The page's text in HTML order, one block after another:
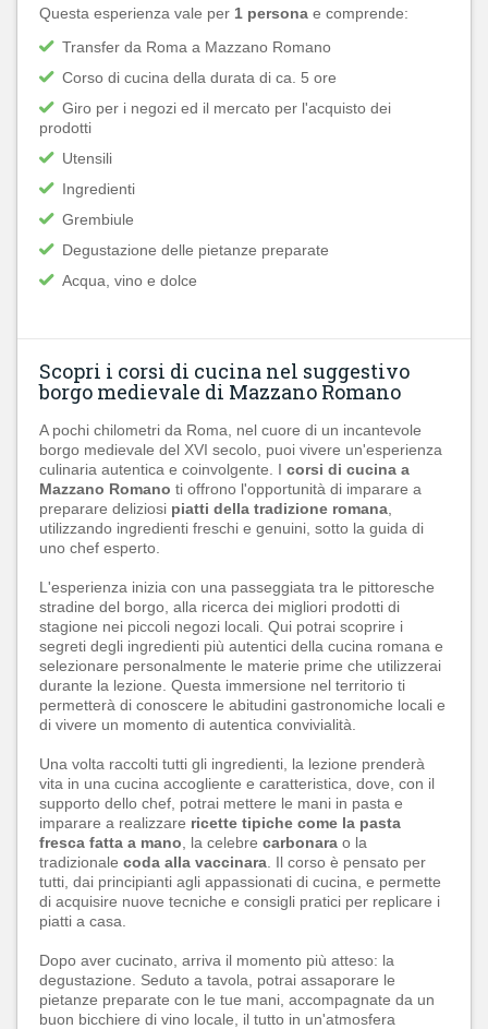
Questa esperienza vale per 1 persona e comprende:
Transfer da Roma a Mazzano Romano
Corso di cucina della durata di ca. 5 ore
Giro per i negozi ed il mercato per l'acquisto dei
prodotti
Utensili
Ingredienti
Grembiule
Degustazione delle pietanze preparate
Acqua, vino e dolce
Scopri i corsi di cucina nel suggestivo
borgo medievale di Mazzano Romano
A pochi chilometri da Roma, nel cuore di un incantevole
borgo medievale del XVI secolo, puoi vivere un'esperienza
culinaria autentica e coinvolgente. I corsi di cucina a
Mazzano Romano ti offrono l'opportunità di imparare a
preparare deliziosi piatti della tradizione romana
utilizzando ingredienti freschi e genuini, sotto la guida di
uno chef esperto.
L'esperienza inizia con una passeggiata tra le pittoresche
stradine del borgo, alla ricerca dei migliori prodotti di
stagione nei piccoli negozi locali. Qui potrai scoprire i
segreti degli ingredienti più autentici della cucina romana e
selezionare personalmente le materie prime che utilizzerai
durante la lezione. Questa immersione nel territorio ti
permetterà di conoscere le abitudini gastronomiche locali e
di vivere un momento di autentica convivialità.
Una volta raccolti tutti gli ingredienti, la lezione prenderà
vita in una cucina accogliente e caratteristica, dove, con il
supporto dello chef, potrai mettere le mani in pasta e
imparare a realizzare ricette tipiche come la pasta
fresca fatta a mano , la celebre carbonara o la
tradizionale coda alla vaccinara . Il corso è pensato per
tutti, dai principianti agli appassionati di cucina, e permette
di acquisire nuove tecniche e consigli pratici per replicare i
piatti a casa.
Dopo aver cucinato, arriva il momento più atteso: la
degustazione. Seduto a tavola, potrai assaporare le
pietanze preparate con le tue mani, accompagnate da un
buon bicchiere di vino locale, il tutto in un'atmosfera